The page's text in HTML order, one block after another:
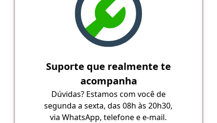
Suporte que realmente te
acompanha
Dúvidas? Estamos com você de
segunda a sexta, das 08h às 20h30,
via WhatsApp, telefone e e-mail.